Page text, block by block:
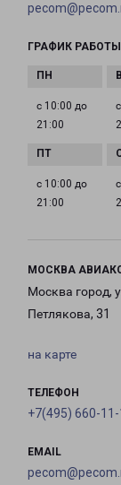
ГРАФИК РАБОТЫ
с 10:00 до
21:00
с 10:00 до
21:00
МОСКВА
Москва город,
Петлякова, 31
на карте
ТЕЛЕФОН
+7(495) 660-11-
EMAIL